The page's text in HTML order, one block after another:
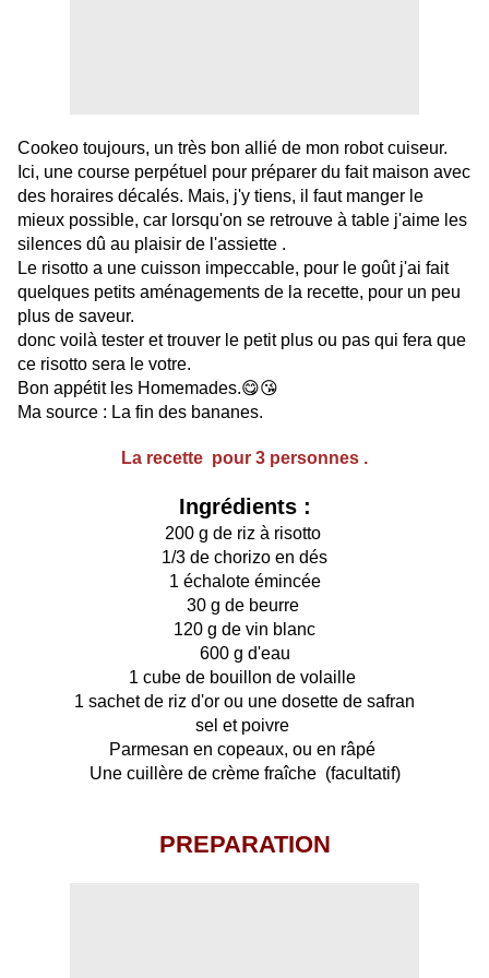
Cookeo toujours, un très bon allié de mon robot cuiseur.
Ici, une course perpétuel pour préparer du fait maison avec
des horaires décalés. Mais, j'y tiens, il faut manger le
mieux possible, car lorsqu'on se retrouve à table j'aime les
silences dû au plaisir de l'assiette .
Le risotto a une cuisson impeccable, pour le goût j'ai fait
quelques petits aménagements de la recette, pour un peu
plus de saveur.
donc voilà tester et trouver le petit plus ou pas qui fera que
ce risotto sera le votre.
Bon appétit les Homemades.😋😘
Ma source : La fin des bananes.
La recette pour 3 personnes .
Ingrédients :
200 g de riz à risotto
1/3 de chorizo en dés
1 échalote émincée
30 g de beurre
120 g de vin blanc
600 g d'eau
1 cube de bouillon de volaille
1 sachet de riz d'or ou une dosette de safran
sel et poivre
Parmesan en copeaux, ou en râpé
Une cuillère de crème fraîche (facultatif)
PREPARATION